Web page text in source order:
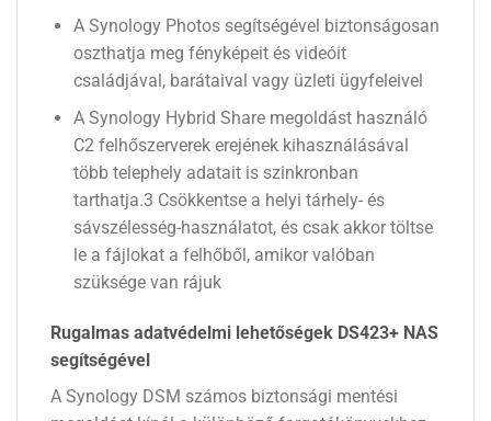
A Synology Photos segítségével biztonságosan
oszthatja meg fényképeit és videóit
családjával, barátaival vagy üzleti ügyfeleivel
A Synology Hybrid Share megoldást használó
C2 felhőszerverek erejének kihasználásával
több telephely adatait is szinkronban
tarthatja.3 Csökkentse a helyi tárhely- és
sávszélesség-használatot, és csak akkor töltse
le a fájlokat a felhőből, amikor valóban
szüksége van rájuk
Rugalmas adatvédelmi lehetőségek DS423+ NAS
segítségével
A Synology DSM számos biztonsági mentési